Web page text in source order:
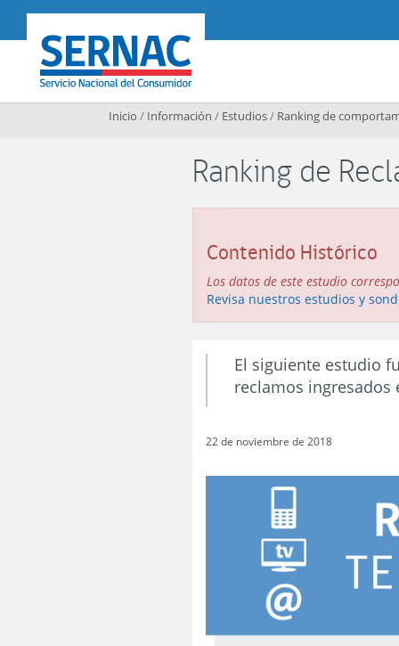
SERNAC
Inicio / Información / Estudios/ Ranking de
Ranking de
Contenido Histórico
Los datos de este estudio
Revisa nuestros estudios y
El siguiente estudio
reclamos ingresados
22 de noviembre de 2018